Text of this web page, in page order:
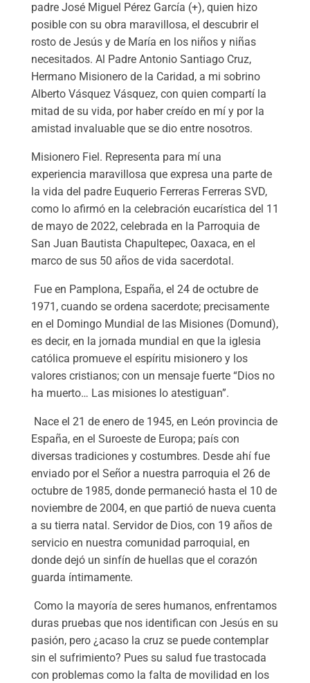
padre José Miguel Pérez García (+), quien hizo
posible con su obra maravillosa, el descubrir el
rosto de Jesús y de María en los niños y niñas
necesitados. Al Padre Antonio Santiago Cruz,
Hermano Misionero de la Caridad, a mi sobrino
Alberto Vásquez Vásquez, con quien compartí la
mitad de su vida, por haber creído en mí y por la
amistad invaluable que se dio entre nosotros.
Misionero Fiel. Representa para mí una
experiencia maravillosa que expresa una parte de
la vida del padre Euquerio Ferreras Ferreras SVD,
como lo afirmó en la celebración eucarística del 11
de mayo de 2022, celebrada en la Parroquia de
San Juan Bautista Chapultepec, Oaxaca, en el
marco de sus 50 años de vida sacerdotal.
Fue en Pamplona, España, el 24 de octubre de
1971, cuando se ordena sacerdote; precisamente
en el Domingo Mundial de las Misiones (Domund),
es decir, en la jornada mundial en que la iglesia
católica promueve el espíritu misionero y los
valores cristianos; con un mensaje fuerte “Dios no
ha muerto… Las misiones lo atestiguan”.
Nace el 21 de enero de 1945, en León provincia de
España, en el Suroeste de Europa; país con
diversas tradiciones y costumbres. Desde ahí fue
enviado por el Señor a nuestra parroquia el 26 de
octubre de 1985, donde permaneció hasta el 10 de
noviembre de 2004, en que partió de nueva cuenta
a su tierra natal. Servidor de Dios, con 19 años de
servicio en nuestra comunidad parroquial, en
donde dejó un sinfín de huellas que el corazón
guarda íntimamente.
Como la mayoría de seres humanos, enfrentamos
duras pruebas que nos identifican con Jesús en su
pasión, pero ¿acaso la cruz se puede contemplar
sin el sufrimiento? Pues su salud fue trastocada
con problemas como la falta de movilidad en los